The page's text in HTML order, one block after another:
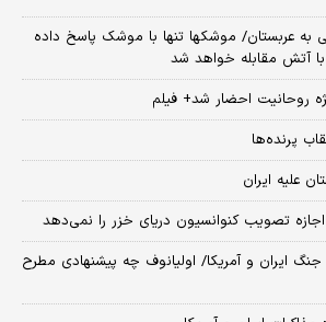
به عربستان/ موشکها تنها با موشک پاسخ داده
آتش مقابله خواهد شد
روحانیت احضار شد+ فیلم
پرنده‌ها
علیه ایران
تصویب کنوانسیون دریای خزر را نمی‌دهد
جنگ ایران و آمریکا/ اولیانوف چه پیشنهادی مطرح